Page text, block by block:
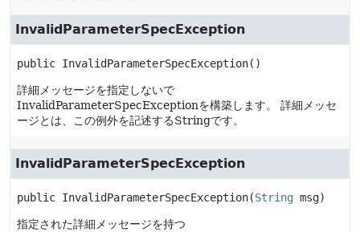
InvalidParameterSpecException
public InvalidParameterSpecException()
詳細メッセージを指定しないで
InvalidParameterSpecExceptionを構築します。
詳細メッセ
ージとは、この例外を記述するStringです。
InvalidParameterSpecException
public InvalidParameterSpecException(String msg)
指定された詳細メッセージを持つ